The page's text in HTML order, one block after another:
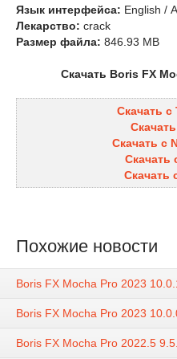
Язык интерфейса: English /
Лекарство: crack
Размер файла: 846.93 MB
Скачать Boris FX
Скачать
Скачать с
Скачать
Скачать
Похожие новости
Boris FX Mocha Pro 2023
Boris FX Mocha Pro 2023
Boris FX Mocha Pro 2022.5